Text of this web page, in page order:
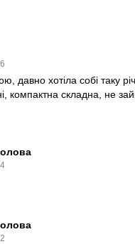
давно хотіла собі таку
компактна складна, не